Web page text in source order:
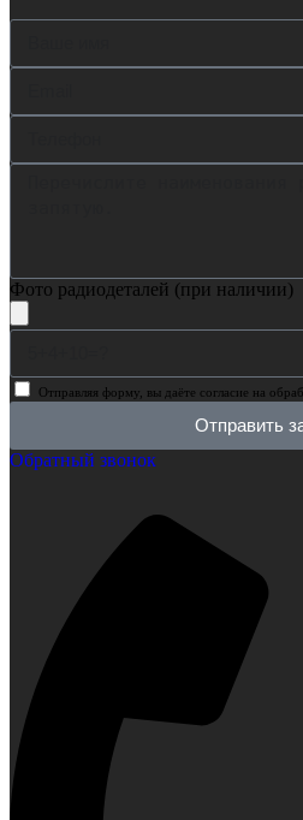
Фото радиодеталей (при наличии)
Отправляя форму, вы даёте согласие на
Отправить
Обратный звонок